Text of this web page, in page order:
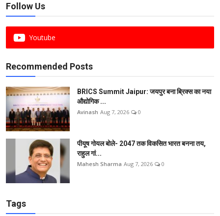
Follow Us
Youtube
Recommended Posts
BRICS Summit Jaipur: जयपुर बना ब्रिक्स का नया
औद्योगिक ...
Avinash Aug 7, 2026 0
पीयूष गोयल बोले- 2047 तक विकसित भारत बनना तय,
राहुल गां...
Mahesh Sharma Aug 7, 2026 0
Tags